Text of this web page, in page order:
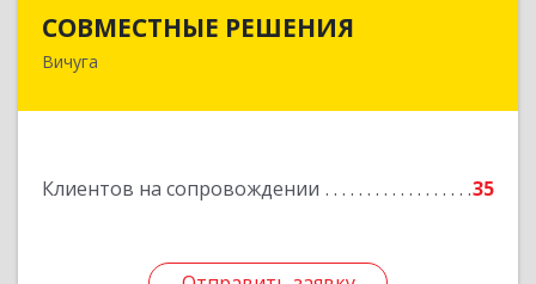
СОВМЕСТНЫЕ РЕШЕНИЯ
Вичуга
Клиентов на сопровождении 35
155331, Ивановская обл, Вичугский р-н, Вичуга